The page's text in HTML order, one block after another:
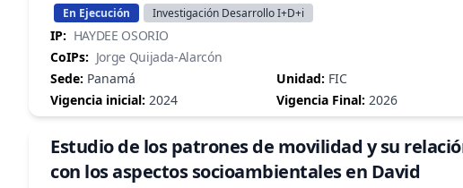
En Ejecución Investigación Desarrollo I+D+i
IP: HAYDEE OSORIO
CoIPs: Jorge Quijada-Alarcón
Sede: Panamá Unidad: FIC
Vigencia inicial: 2024 Vigencia Final: 2026
Estudio de los patrones de movilidad y su
con los aspectos socioambientales en David